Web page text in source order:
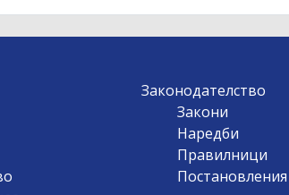
Законодателство
Закони
Наредби
Правилници
Постановления